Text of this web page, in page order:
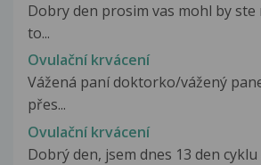
Dobry den prosim vas mohl by ste
to...
Ovulační krvácení
Vážená paní doktorko/vážený
přes...
Ovulační krvácení
Dobrý den, jsem dnes 13 den